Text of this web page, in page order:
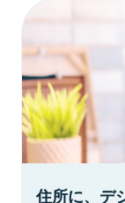
住所に、デ